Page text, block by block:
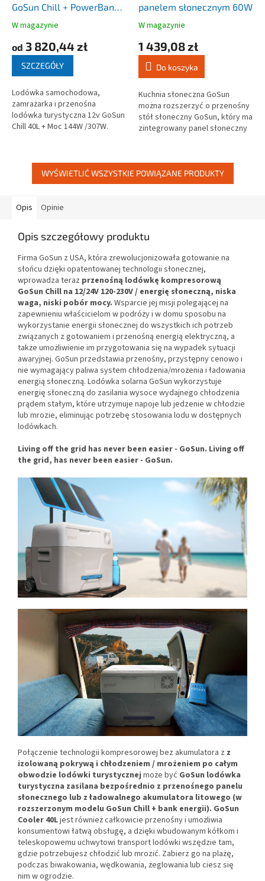
GoSun Chill + PowerBank
144W / 307W - 40L 12V /
24V - 230V
Średnia
produktu
wynosi
5
gwiazdek.
W magazynie
od 3 820,44 zł
SZCZEGÓŁY
Lodówka samochodowa,
zamrażarka i przenośna
lodówka turystyczna 12v GoSun
Chill 40L + Moc 144W /307W.
na słońcu dzięki...
panelem słonecznym 60W
Średnia
produktu
wynosi
4,4
5
gwiazdek.
W magazynie
1 439,08 zł
Do koszyka
Kuchnia słoneczna GoSun
można rozszerzyć o przenośny
stół słoneczny GoSun, który ma
zintegrowany panel słoneczny
systemowi...
WYŚWIETLIĆ WSZYSTKIE POWIĄZANE PRODUKTY
Opis Opinie
Opis szczegółowy produktu
Firma GoSun z USA, która zrewolucjonizowała gotowanie na
słońcu dzięki opatentowanej technologii słonecznej,
wprowadza teraz przenośną lodówkę kompresorową
GoSun Chill na 12/24V 120-230V / energię słoneczną, niska
waga, niski pobór mocy. Wsparcie jej misji polegającej na
zapewnieniu właścicielom w podróży i w domu sposobu na
wykorzystanie energii słonecznej do wszystkich ich potrzeb
związanych z gotowaniem i przenośną energią elektryczną, a
także umożliwienie im przygotowania się na wypadek sytuacji
awaryjnej. GoSun przedstawia przenośny, przystępny cenowo i
nie wymagający paliwa system chłodzenia/mrożenia i ładowania
energią słoneczną. Lodówka solarna GoSun wykorzystuje
energię słoneczną do zasilania wysoce wydajnego chłodzenia
prądem stałym, które utrzymuje napoje lub jedzenie w chłodzie
lub mrozie, eliminując potrzebę stosowania lodu w dostępnych
lodówkach.
Living off the grid has never been easier - GoSun. Living off
the grid, has never been easier - GoSun.
Połączenie technologii kompresorowej bez akumulatora z z
izolowaną pokrywą i chłodzeniem / mrożeniem po całym
obwodzie lodówki turystycznej może być GoSun lodówka
turystyczna zasilana bezpośrednio z przenośnego panelu
słonecznego lub z ładowalnego akumulatora litowego (w
rozszerzonym modelu GoSun Chill + bank energii). GoSun
Cooler 40Ljest również całkowicie przenośny i umożliwia
konsumentowi łatwą obsługę, a dzięki wbudowanym kółkom i
teleskopowemu uchwytowi transport lodówki wszędzie tam,
gdzie potrzebujesz chłodzić lub mrozić. Zabierz go na plażę,
podczas biwakowania, wędkowania, żeglowania lub ciesz się
nim w ogrodzie.